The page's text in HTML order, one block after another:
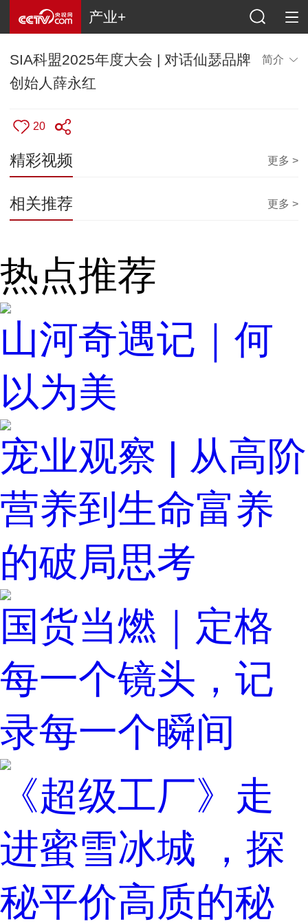
产业+
SIA科盟2025年度大会 | 对话仙瑟品牌
创始人薛永红
简介
20
精彩视频 更多 >
相关推荐 更多 >
热点推荐
山河奇遇记｜何
以为美
宠业观察 | 从高阶
营养到生命富养
的破局思考
国货当燃｜定格
每一个镜头，记
录每一个瞬间
《超级工厂》走
进蜜雪冰城 ，探
秘平价高质的秘